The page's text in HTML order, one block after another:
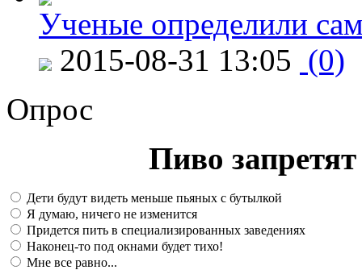
Ученые определили
2015-08-31 13:05 (0)
Опрос
Пиво
Дети будут видеть меньше пьяных с бутылкой
Я думаю, ничего не изменится
Придется пить в специализированных заведениях
Наконец-то под окнами будет тихо!
Мне все равно...